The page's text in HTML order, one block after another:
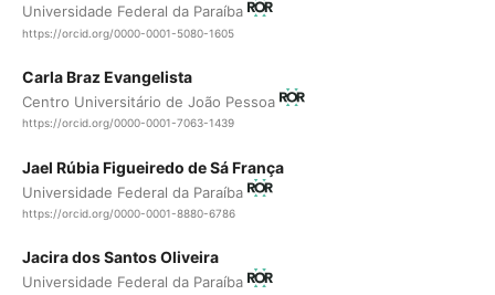
Universidade Federal da Paraíba
https://orcid.org/0000-0001-5080-1605
Carla Braz Evangelista
Centro Universitário de João Pessoa
https://orcid.org/0000-0001-7063-1439
Jael Rúbia Figueiredo de Sá França
Universidade Federal da Paraíba
https://orcid.org/0000-0001-8880-6786
Jacira dos Santos Oliveira
Universidade Federal da Paraíba